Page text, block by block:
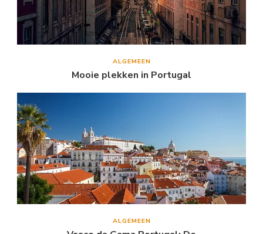
ALGEMEEN
Mooie plekken in Portugal
ALGEMEEN